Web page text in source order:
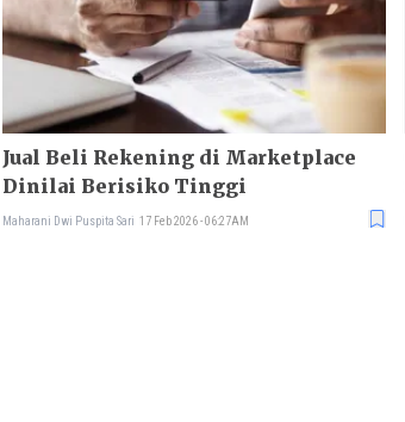
Jual Beli Rekening di Marketplace
Dinilai Berisiko Tinggi
Maharani Dwi Puspita Sari 17 Feb 2026 - 06:27AM